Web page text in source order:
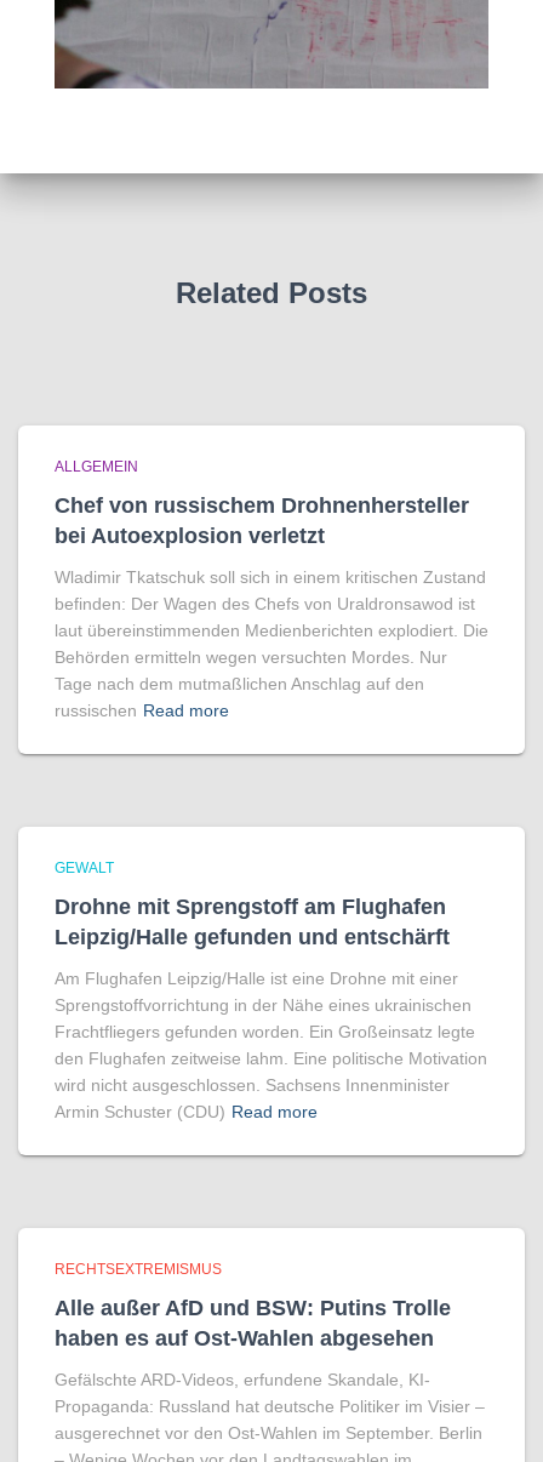
Related Posts
ALLGEMEIN
Chef von russischem Drohnenhersteller
bei Autoexplosion verletzt
Wladimir Tkatschuk soll sich in einem kritischen Zustand
befinden: Der Wagen des Chefs von Uraldronsawod ist
laut übereinstimmenden Medienberichten explodiert. Die
Behörden ermitteln wegen versuchten Mordes. Nur
Tage nach dem mutmaßlichen Anschlag auf den
russischen Read more
GEWALT
Drohne mit Sprengstoff am Flughafen
Leipzig/Halle gefunden und entschärft
Am Flughafen Leipzig/Halle ist eine Drohne mit einer
Sprengstoffvorrichtung in der Nähe eines ukrainischen
Frachtfliegers gefunden worden. Ein Großeinsatz legte
den Flughafen zeitweise lahm. Eine politische Motivation
wird nicht ausgeschlossen. Sachsens Innenminister
Armin Schuster (CDU) Read more
RECHTSEXTREMISMUS
Alle außer AfD und BSW: Putins Trolle
haben es auf Ost-Wahlen abgesehen
Gefälschte ARD-Videos, erfundene Skandale, KI-
Propaganda: Russland hat deutsche Politiker im Visier –
ausgerechnet vor den Ost-Wahlen im September. Berlin